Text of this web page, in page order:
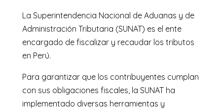
La Superintendencia Nacional de Aduanas y de
Administración Tributaria (SUNAT) es el ente
encargado de fiscalizar y recaudar los tributos
en Perú.
Para garantizar que los contribuyentes cumplan
con sus obligaciones fiscales, la SUNAT ha
implementado diversas herramientas y